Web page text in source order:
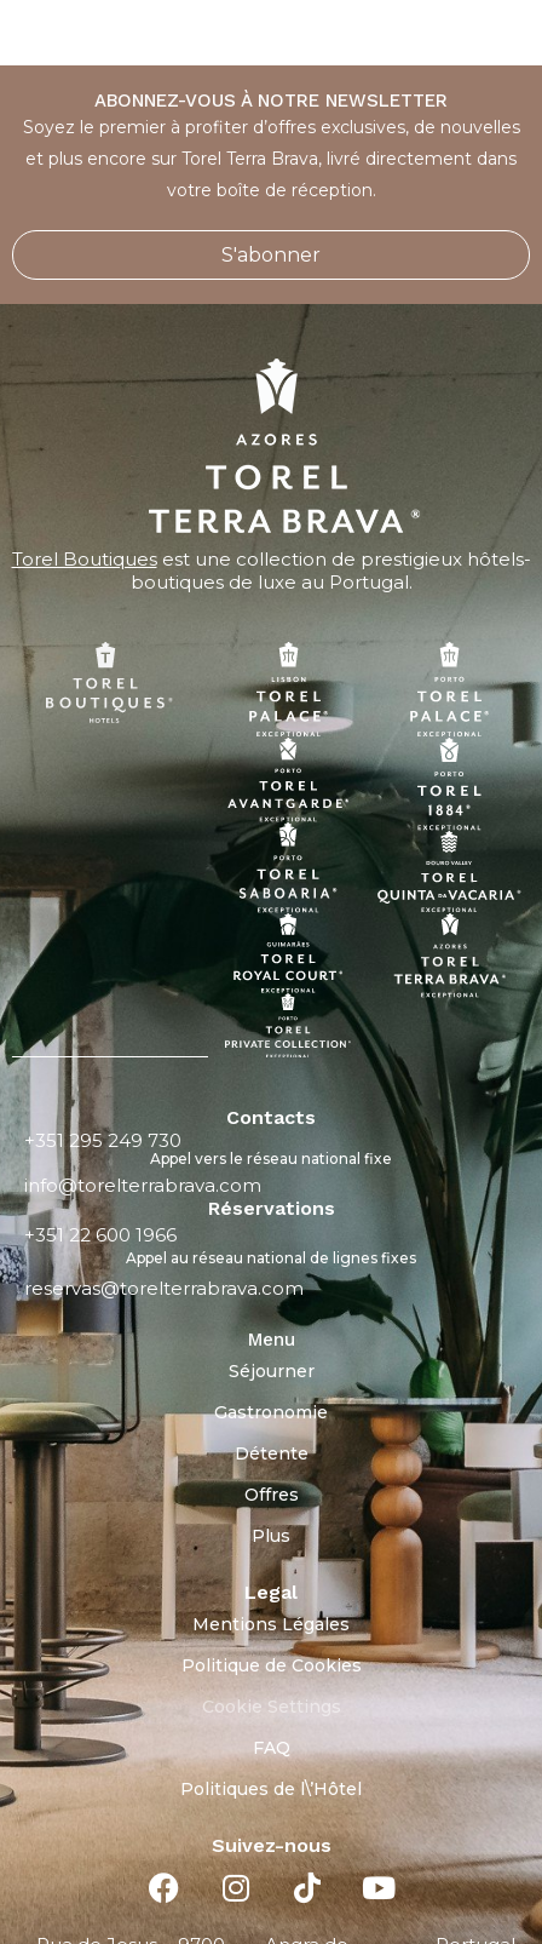
ABONNEZ-VOUS À NOTRE NEWSLETTER
Soyez le premier à profiter d’offres exclusives, de nouvelles
et plus encore sur Torel Terra Brava, livré directement dans
votre boîte de réception.
S'abonner
Torel Boutiquesest une collection de prestigieux hôtels-
boutiques de luxe au Portugal.
Contacts
+351 295 249 730
Appel vers le réseau national fixe
info@torelterrabrava.com
Réservations
+351 22 600 1966
Appel au réseau national de lignes fixes
reservas@torelterrabrava.com
Menu
Séjourner
Gastronomie
Détente
Offres
Plus
Legal
Mentions Légales
Politique de Cookies
Cookie Settings
FAQ
Politiques de l\’Hôtel
Suivez-nous